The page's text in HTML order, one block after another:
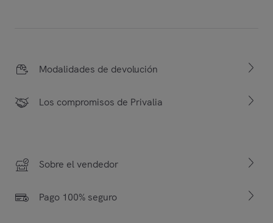
Modalidades de devolución
Los compromisos de Privalia
Sobre el vendedor
Pago 100% seguro